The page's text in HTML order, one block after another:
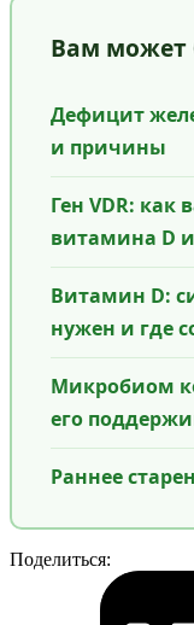
Вам может
Дефицит
и причины
Ген VDR: как
витамина D
Витамин D:
нужен и где
Микробиом
его
Раннее
Поделиться: